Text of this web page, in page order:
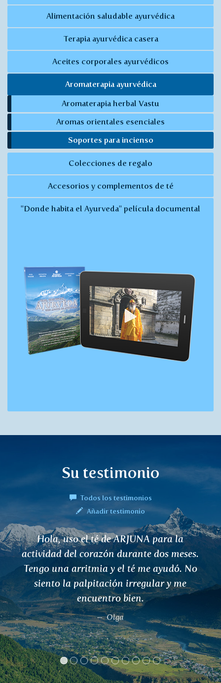
Alimentación saludable ayurvédica
Terapia ayurvédica casera
Aceites corporales ayurvédicos
Aromaterapia ayurvédica
Aromaterapia herbal Vastu
Aromas orientales esenciales
Soportes para incienso
Colecciones de regalo
Accesorios y complementos de té
"Donde habita el Ayurveda" película documental
Su testimonio
Todos los testimonios
Añadir testimonio
Hola, uso el té de ARJUNA para la
del corazón durante dos meses.
una arritmia y el té me ayudó. No
la palpitación irregular y me
encuentro bien.
Olga